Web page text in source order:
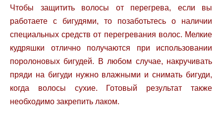
Чтобы защитить волосы от перегрева, если вы
работаете с бигудями, то позаботьтесь о наличии
специальных средств от перегревания волос. Мелкие
кудряшки отлично получаются при использовании
поролоновых бигудей. В любом случае, накручивать
пряди на бигуди нужно влажными и снимать бигуди,
когда волосы сухие. Готовый результат также
необходимо закрепить лаком.